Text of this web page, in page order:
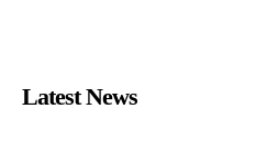
Latest News